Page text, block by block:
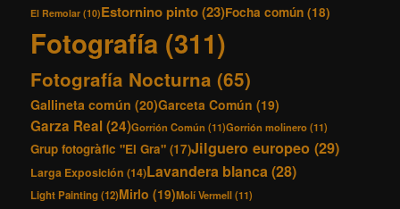
El Remolar (10)Estornino pinto(23)Focha común (18)
Fotografía (311)
Fotografía Nocturna (65)
Gallineta común (20)Garceta Común (19)
Garza Real(24)Gorrión Común (11)Gorrión molinero(11)
Grup fotogràfic "El Gra" (17)Jilguero europeo (29)
Larga Exposición (14)Lavandera blanca(28)
Light Painting(12)Mirlo (19)Molí Vermell(11)